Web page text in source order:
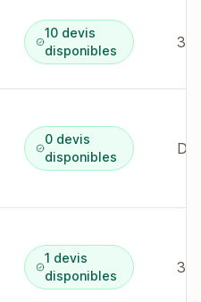
10 devis
disponibles
0 devis
disponibles
1 devis
disponibles
3 r